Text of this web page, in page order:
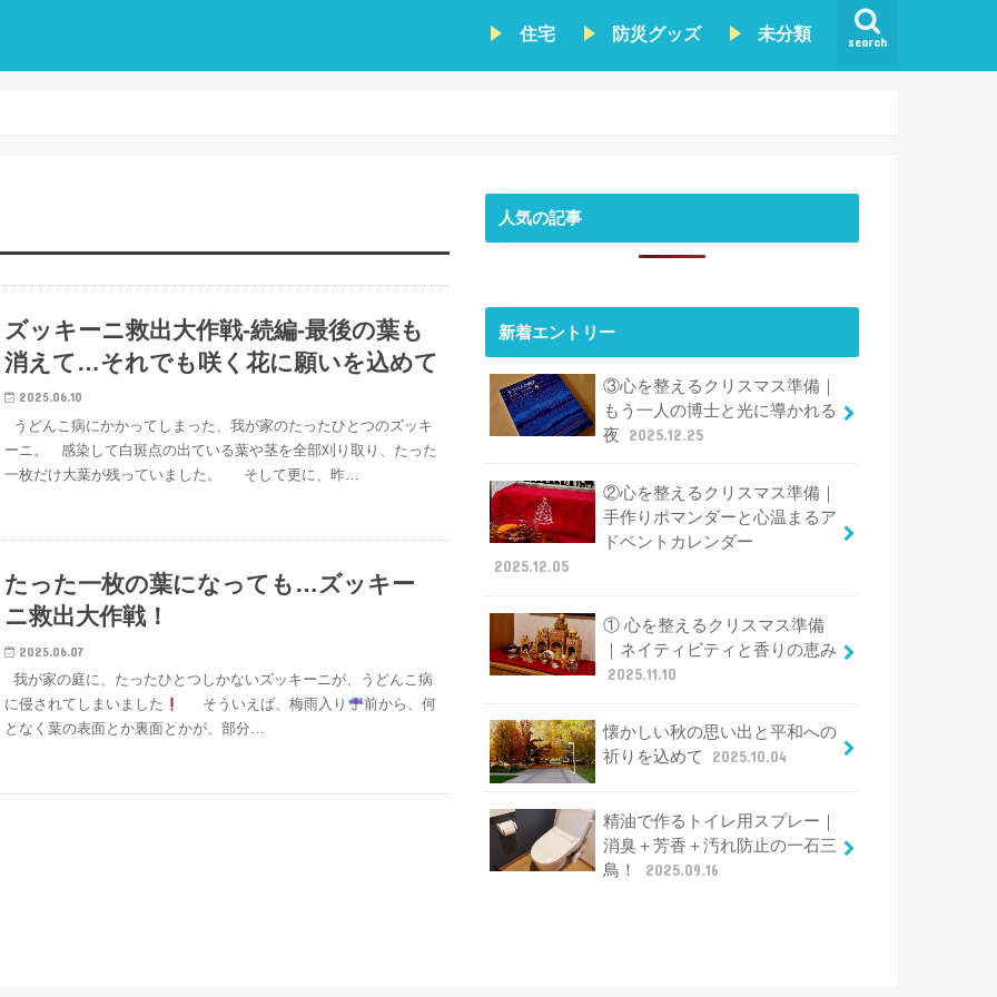
search
住宅 防災グッズ 未分類
ズッキーニ救出大作戦-続編-最後の葉も
消えて…それでも咲く花に願いを込めて
2025.06.10
うどんこ病にかかってしまった、我が家のたったひとつのズッキ
ーニ。 感染して白斑点の出ている葉や茎を全部刈り取り、たった
一枚だけ大葉が残っていました。 そして更に、昨…
たった一枚の葉になっても…ズッキー
ニ救出大作戦！
2025.06.07
我が家の庭に、たったひとつしかないズッキーニが、うどんこ病
に侵されてしまいました
そういえば、梅雨入り
前から、何
となく葉の表面とか裏面とかが、部分…
人気の記事
新着エントリー
③心を整えるクリスマス準備｜
もう一人の博士と光に導かれる
夜
2025.12.25
②心を整えるクリスマス準備｜
手作りポマンダーと心温まるア
ドベントカレンダー
2025.12.05
① 心を整えるクリスマス準備
｜ネイティビティと香りの恵み
2025.11.10
懐かしい秋の思い出と平和への
祈りを込めて
2025.10.04
精油で作るトイレ用スプレー｜
消臭＋芳香＋汚れ防止の一石三
鳥！
2025.09.16